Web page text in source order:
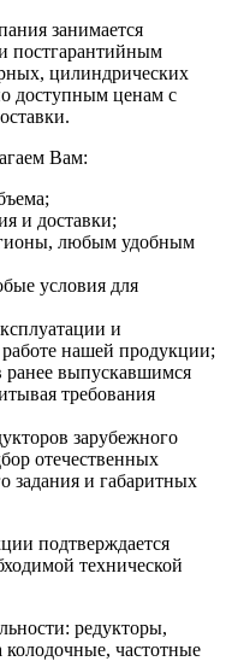
занимается
постгарантийным
цилиндрических
доступным ценам с
Вам:
и доставки;
любым удобным
условия для
и
нашей продукции;
ранее выпускавшимся
требования
зарубежного
отечественных
задания и габаритных
подтверждается
технической
редукторы,
частотные